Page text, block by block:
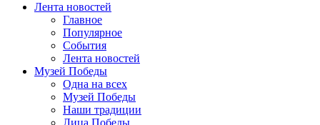
Лента новостей
Главное
Популярное
События
Лента новостей
Музей Победы
Одна на всех
Музей Победы
Наши традиции
Лица Победы